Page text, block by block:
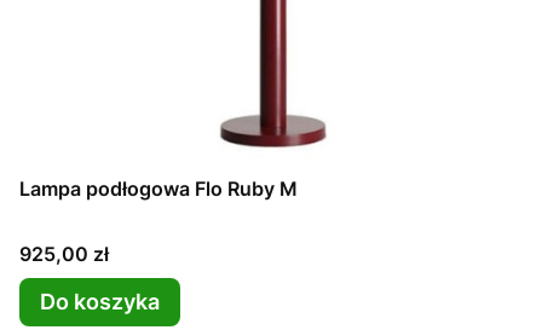
Lampa podłogowa Flo Ruby M
Cena
925,00 zł
Do koszyka